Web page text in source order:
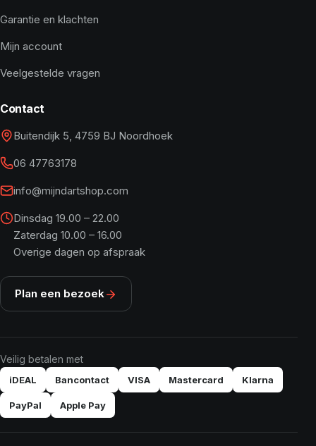
Garantie en klachten
Mijn account
Veelgestelde vragen
Contact
Buitendijk 5, 4759 BJ Noordhoek
06 47763178
info@mijndartshop.com
Dinsdag 19.00 – 22.00
Zaterdag 10.00 – 16.00
Overige dagen op afspraak
Plan een bezoek
Veilig betalen met
iDEAL Bancontact VISA Mastercard Klarna
PayPal Apple Pay